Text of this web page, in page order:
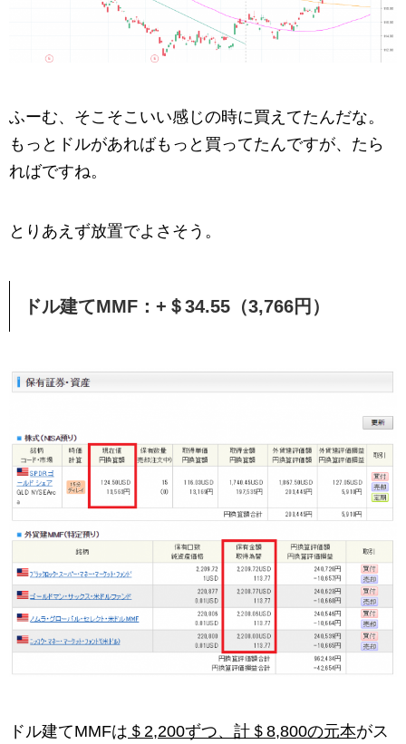
ふーむ、そこそこいい感じの時に買えてたんだな。
もっとドルがあればもっと買ってたんですが、たら
ればですね。
とりあえず放置でよさそう。
ドル建てMMF：+＄34.55（3,766円）
ドル建てMMFは ＄2,200ずつ、計＄8,800の元本がス